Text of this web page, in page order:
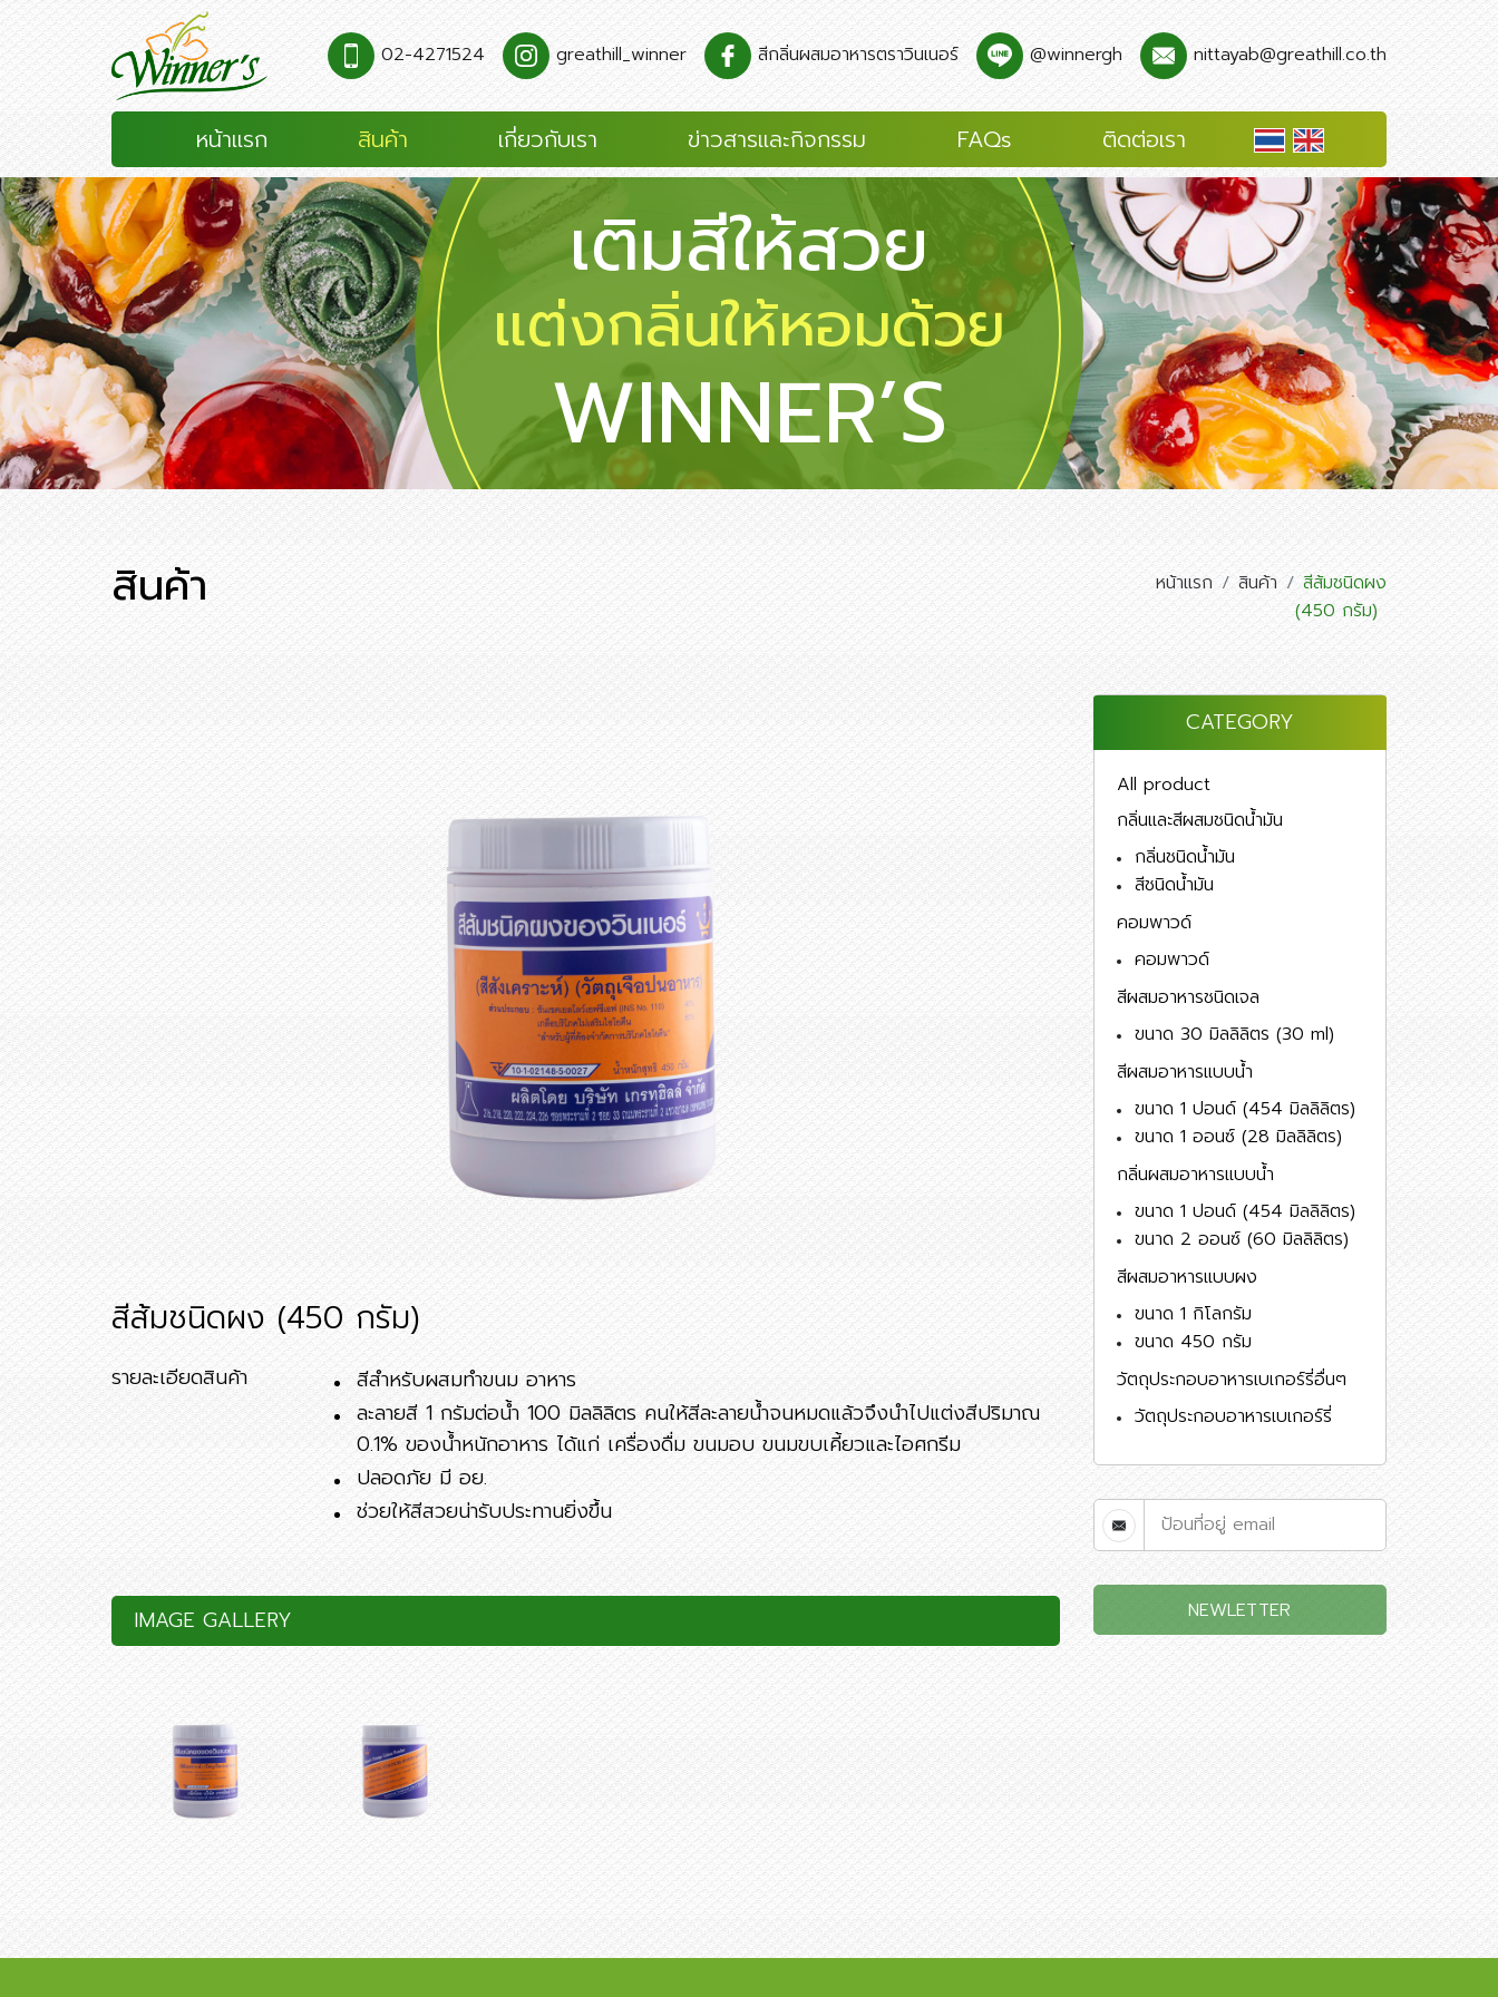
02-4271524 greathill_winner สีกลิ่นผสมอาหารตราวินเนอร์ @winnergh nittayab@greathill.co.th
หน้าแรก สินค้า เกี่ยวกับเรา ข่าวสารและกิจกรรม FAQs ติดต่อเรา
เติมสีให้สวย
แต่งกลิ่นให้หอมด้วย
WINNER’S
สินค้า หน้าแรก สินค้า
สีส้มชนิดผง
(450 กรัม)
สีส้มชนิดผง (450 กรัม)
รายละเอียดสินค้า
สีสำหรับผสมทำขนม อาหาร
ละลายสี 1 กรัมต่อน้ำ 100 มิลลิลิตร คนให้สีละลายน้ำจนหมดแล้วจึงนำไปแต่งสีปริมาณ
0.1% ของน้ำหนักอาหาร ได้แก่ เครื่องดื่ม ขนมอบ ขนมขบเคี้ยวและไอศกรีม
ปลอดภัย มี อย.
ช่วยให้สีสวยน่ารับประทานยิ่งขึ้น
IMAGE GALLERY
CATEGORY
All product
กลิ่นและสีผสมชนิดน้ำมัน
กลิ่นชนิดน้ำมัน
สีชนิดน้ำมัน
คอมพาวด์
คอมพาวด์
สีผสมอาหารชนิดเจล
ขนาด 30 มิลลิลิตร (30 ml)
สีผสมอาหารแบบน้ำ
ขนาด 1 ปอนด์ (454 มิลลิลิตร)
ขนาด 1 ออนซ์ (28 มิลลิลิตร)
กลิ่นผสมอาหารแบบน้ำ
ขนาด 1 ปอนด์ (454 มิลลิลิตร)
ขนาด 2 ออนซ์ (60 มิลลิลิตร)
สีผสมอาหารแบบผง
ขนาด 1 กิโลกรัม
ขนาด 450 กรัม
วัตถุประกอบอาหารเบเกอร์รี่อื่นๆ
วัตถุประกอบอาหารเบเกอร์รี่
NEWLETTER